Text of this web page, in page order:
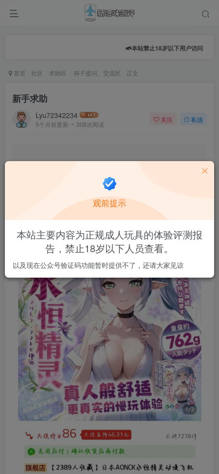
本站禁止18岁以下用户访问
首页 社区 求助区 杯子提问、交流区 正文
新手求助
Lyu72342234
5个月前更新 308次阅读
关注 私信
★★★★
观前提示
本站主要内容为正规成人玩具的体验评测报
告，禁止18岁以下人员查看。
以及现在公众号验证码功能暂时提供不了，还请大家见谅